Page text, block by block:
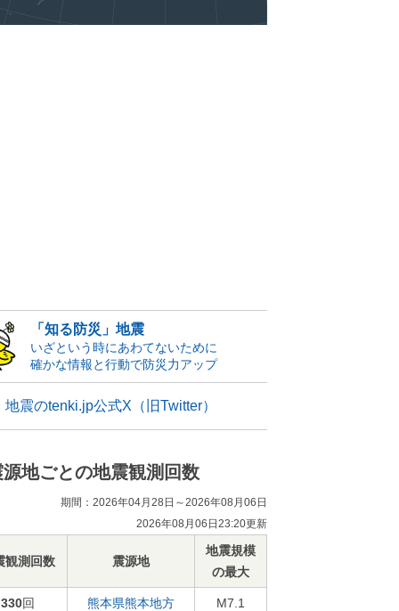
「知る防災」地震
いざという時にあわてないために
確かな情報と行動で防災力アップ
地震のtenki.jp公式X（旧Twitter）
源地ごとの地震観測回数
期間：2026年04月28日～2026年08月06日
2026年08月06日23:20更新
観測回数 震源地
地震規模
の最大
330回 熊本県熊本地方 M7.1